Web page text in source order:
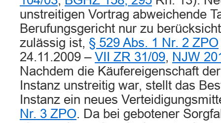
unstreitigen Vortrag abweichende
Berufungsgericht nur zu
zulässig ist, § 529 Abs. 1 Nr. 2 ZPO
24.11.2009 – VII ZR 31/09, NJW
Nachdem die Käufereigenschaft
Instanz unstreitig war, stellt das
Instanz ein neues
Nr. 3 ZPO. Da bei gebotener